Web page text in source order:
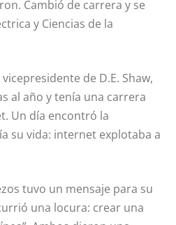
Cambió de carrera y se
y Ciencias de la
de D.E. Shaw,
al año y tenía una carrera
Un día encontró la
su vida: internet explotaba a
tuvo un mensaje para su
una locura: crear una